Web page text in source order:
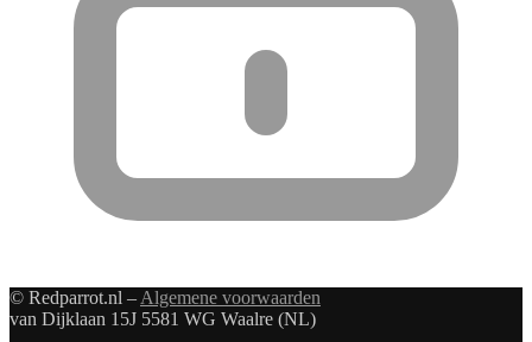
© Redparrot.nl – Algemene voorwaarden
van Dijklaan 15J 5581 WG Waalre (NL)